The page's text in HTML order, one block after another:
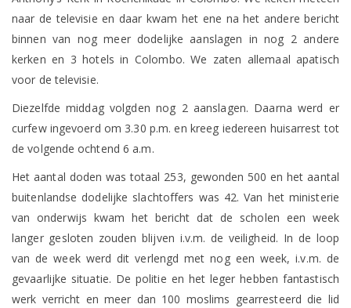
naar de televisie en daar kwam het ene na het andere bericht
binnen van nog meer dodelijke aanslagen in nog 2 andere
kerken en 3 hotels in Colombo. We zaten allemaal apatisch
voor de televisie.
Diezelfde middag volgden nog 2 aanslagen. Daarna werd er
curfew ingevoerd om 3.30 p.m. en kreeg iedereen huisarrest tot
de volgende ochtend 6 a.m.
Het aantal doden was totaal 253, gewonden 500 en het aantal
buitenlandse dodelijke slachtoffers was 42. Van het ministerie
van onderwijs kwam het bericht dat de scholen een week
langer gesloten zouden blijven i.v.m. de veiligheid. In de loop
van de week werd dit verlengd met nog een week, i.v.m. de
gevaarlijke situatie. De politie en het leger hebben fantastisch
werk verricht en meer dan 100 moslims gearresteerd die lid